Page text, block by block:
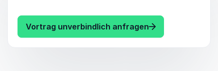
Vortrag unverbindlich anfragen: Britta Steffen